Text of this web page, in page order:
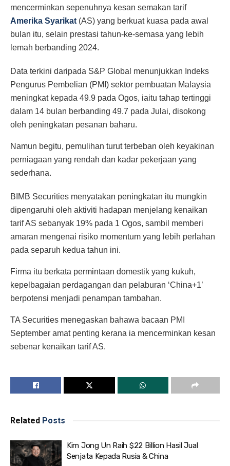
mencerminkan sepenuhnya kesan semakan tarif
Amerika Syarikat (AS) yang berkuat kuasa pada awal
bulan itu, selain prestasi tahun-ke-semasa yang lebih
lemah berbanding 2024.
Data terkini daripada S&P Global menunjukkan Indeks
Pengurus Pembelian (PMI) sektor pembuatan Malaysia
meningkat kepada 49.9 pada Ogos, iaitu tahap tertinggi
dalam 14 bulan berbanding 49.7 pada Julai, disokong
oleh peningkatan pesanan baharu.
Namun begitu, pemulihan turut terbeban oleh keyakinan
perniagaan yang rendah dan kadar pekerjaan yang
sederhana.
BIMB Securities menyatakan peningkatan itu mungkin
dipengaruhi oleh aktiviti hadapan menjelang kenaikan
tarif AS sebanyak 19% pada 1 Ogos, sambil memberi
amaran mengenai risiko momentum yang lebih perlahan
pada separuh kedua tahun ini.
Firma itu berkata permintaan domestik yang kukuh,
kepelbagaian perdagangan dan pelaburan ‘China+1’
berpotensi menjadi penampan tambahan.
TA Securities menegaskan bahawa bacaan PMI
September amat penting kerana ia mencerminkan kesan
sebenar kenaikan tarif AS.
Related Posts
Kim Jong Un Raih $22 Billion Hasil Jual
Senjata Kepada Rusia & China